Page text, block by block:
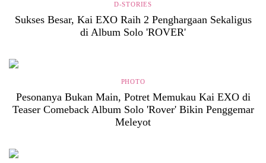
D-STORIES
Sukses Besar, Kai EXO Raih 2 Penghargaan Sekaligus
di Album Solo 'ROVER'
PHOTO
Pesonanya Bukan Main, Potret Memukau Kai EXO di
Teaser Comeback Album Solo 'Rover' Bikin Penggemar
Meleyot